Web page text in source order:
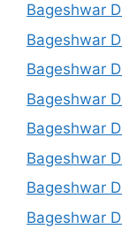
Bageshwar
Bageshwar
Bageshwar
Bageshwar
Bageshwar
Bageshwar
Bageshwar
Bageshwar